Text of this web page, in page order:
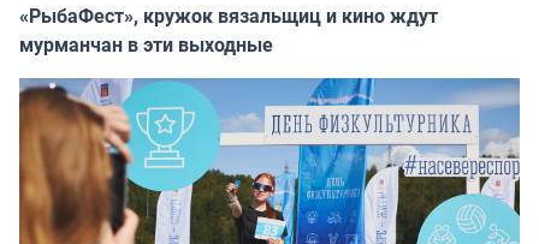
«РыбаФест», кружок вязальщиц и кино ждут
мурманчан в эти выходные